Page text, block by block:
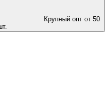
Крупный опт от 50